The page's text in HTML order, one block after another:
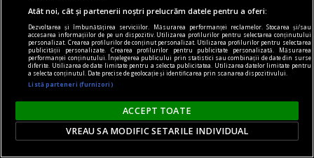
Atât noi, cât și partenerii noștri prelucrăm datele pentru a oferi:
Dezvoltarea și îmbunătățirea serviciilor. Măsurarea performanței reclamelor. Stocarea și/sau
accesarea informațiilor de pe un dispozitiv. Utilizarea profilurilor pentru selectarea conținutului
personalizat. Crearea profilurilor de conținut personalizat. Utilizarea profilurilor pentru selectarea
publicității personalizate. Crearea profilurilor pentru publicitate personalizată. Măsurarea
performanței conținutului. Înțelegerea publicului prin statistici sau combinații de date din surse
diferite. Utilizarea de date limitate pentru a selecta publicitatea. Utilizarea datelor limitate pentru
a selecta conținutul. Date precise de geolocație și identificarea prin scanarea dispozitivului.
Listă parteneri (furnizori)
ACCEPT TOATE
VREAU SA MODIFIC SETARILE INDIVIDUAL